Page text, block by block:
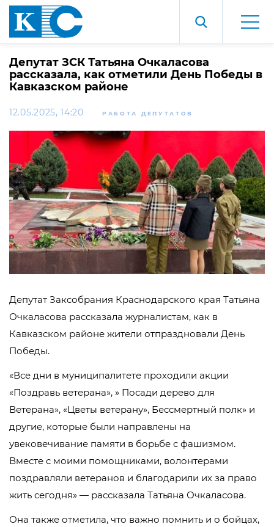
Депутат ЗСК Татьяна Очкаласова
рассказала, как отметили День Победы в
Кавказском районе
12.05.2025, 14:20 РАБОТА ДЕПУТАТОВ
Депутат Заксобрания Краснодарского края Татьяна
Очкаласова рассказала журналистам, как в
Кавказском районе жители отпраздновали День
Победы.
«Все дни в муниципалитете проходили акции
«Поздравь ветерана», » Посади дерево для
Ветерана», «Цветы ветерану», Бессмертный полк» и
другие, которые были направлены на
увековечивание памяти в борьбе с фашизмом.
Вместе с моими помощниками, волонтерами
поздравляли ветеранов и благодарили их за право
жить сегодня» — рассказала Татьяна Очкаласова.
Она также отметила, что важно помнить и о бойцах,